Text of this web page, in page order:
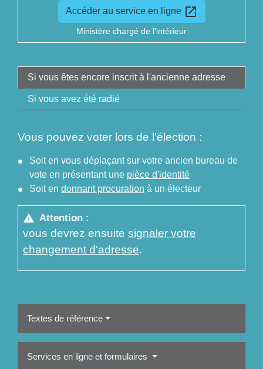
Accéder au service en ligne open_in_new
Ministère chargé de l'intérieur
Si vous êtes encore inscrit à l'ancienne adresse
Si vous avez été radié
Vous pouvez voter lors de l'élection :
Soit en vous déplaçant sur votre ancien bureau de
vote en présentant une pièce d'identité
Soit en donnant procuration à un électeur
warning Attention :
vous devrez ensuite signaler votre
changement d'adresse.
Textes de référence
Services en ligne et formulaires